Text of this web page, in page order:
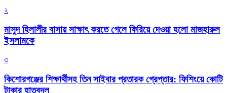
২
মাসুদ হিলালীর বাসায় সাক্ষাৎ করতে গেলে ফিরিয়ে দেওয়া হলো মাজহারুল
ইসলামকে
৩
কিশোরগঞ্জের শিক্ষার্থীসহ তিন সাইবার প্রতারক গ্রেপ্তার: ফিশিংয়ে কোটি
টাকার হাতবদল